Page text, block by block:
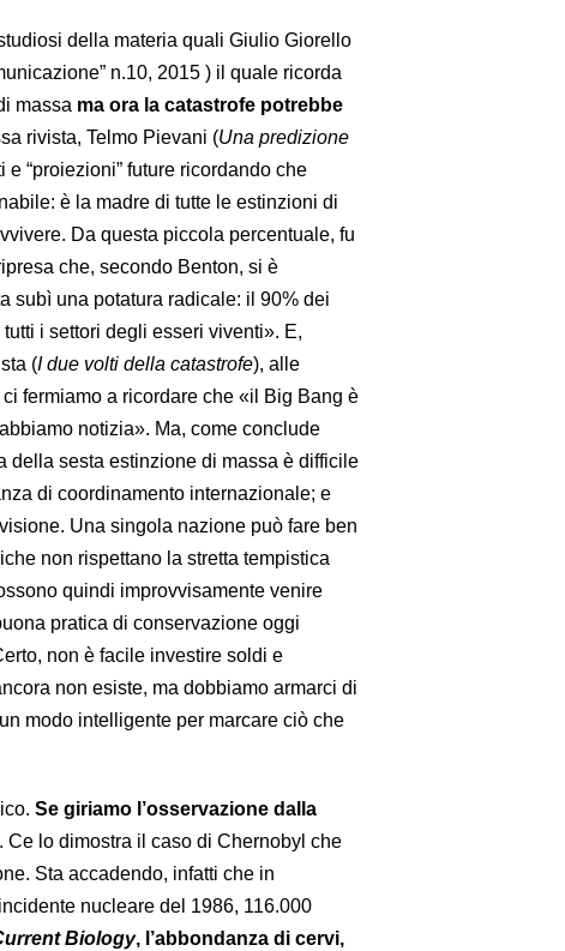
della materia quali Giulio Giorello
n.10, 2015 ) il quale ricorda
massa ma ora la catastrofe potrebbe
rivista, Telmo Pievani (Una predizione
“proiezioni” future ricordando che
è la madre di tutte le estinzioni di
Da questa piccola percentuale, fu
che, secondo Benton, si è
subì una potatura radicale: il 90% dei
i settori degli esseri viventi». E,
(I due volti della catastrofe), alle
fermiamo a ricordare che «il Big Bang è
notizia». Ma, come conclude
della sesta estinzione di massa è difficile
di coordinamento internazionale; e
Una singola nazione può fare ben
non rispettano la stretta tempistica
quindi improvvisamente venire
pratica di conservazione oggi
non è facile investire soldi e
non esiste, ma dobbiamo armarci di
modo intelligente per marcare ciò che
Se giriamo l’osservazione dalla
. Ce lo dimostra il caso di Chernobyl che
Sta accadendo, infatti che in
nucleare del 1986, 116.000
Biology, l’abbondanza di cervi,